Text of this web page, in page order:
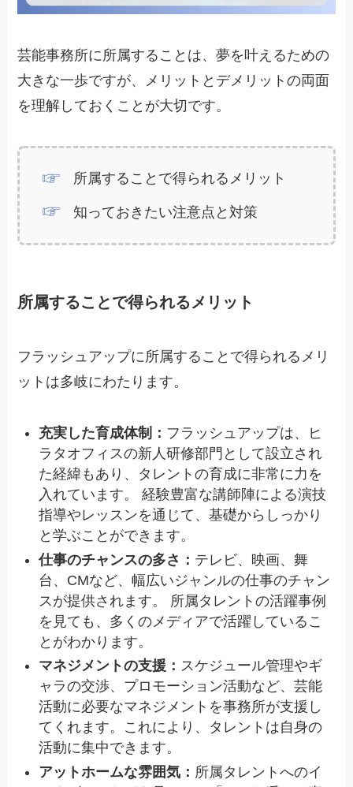
芸能事務所に所属することは、夢を叶えるための
大きな一歩ですが、メリットとデメリットの両面
を理解しておくことが大切です。
所属することで得られるメリット
知っておきたい注意点と対策
所属することで得られるメリット
フラッシュアップに所属することで得られるメリ
ットは多岐にわたります。
充実した育成体制： フラッシュアップは、ヒ
ラタオフィスの新人研修部門として設立され
た経緯もあり、タレントの育成に非常に力を
入れています。 経験豊富な講師陣による演技
指導やレッスンを通じて、基礎からしっかり
と学ぶことができます。
仕事のチャンスの多さ： テレビ、映画、舞
台、CMなど、幅広いジャンルの仕事のチャン
スが提供されます。 所属タレントの活躍事例
を見ても、多くのメディアで活躍しているこ
とがわかります。
マネジメントの支援： スケジュール管理やギ
ャラの交渉、プロモーション活動など、芸能
活動に必要なマネジメントを事務所が支援し
てくれます。これにより、タレントは自身の
活動に集中できます。
アットホームな雰囲気： 所属タレントへのイ